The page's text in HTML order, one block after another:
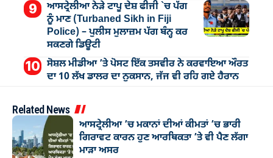
ਆਸਟ੍ਰੇਲੀਆ ਨੇੜੇ ਟਾਪੂ ਦੇਸ਼ ਫੀਜੀ `ਚ ਪੱਗ
ਨੂੰ ਮਾਣ (Turbaned Sikh in Fiji
Police) – ਪੁਲੀਸ ਮੁਲਾਜ਼ਮ ਪੱਗ ਬੰਨ੍ਹ ਕਰ
ਸਕਣਗੇ ਡਿਊਟੀ
ਸੋਸ਼ਲ ਮੀਡੀਆ ’ਤੇ ਪੋਸਟ ਇੱਕ ਤਸਵੀਰ ਨੇ ਕਰਵਾਇਆ ਔਰਤ
ਦਾ 10 ਲੱਖ ਡਾਲਰ ਦਾ ਨੁਕਸਾਨ, ਜੱਜ ਵੀ ਰਹਿ ਗਏ ਹੈਰਾਨ
Related News
ਆਸਟ੍ਰੇਲੀਆ ’ਚ ਮਕਾਨਾਂ ਦੀਆਂ ਕੀਮਤਾਂ ’ਚ ਭਾਰੀ
ਗਿਰਾਵਟ ਕਾਰਨ ਹੁਣ ਆਰਥਿਕਤਾ ’ਤੇ ਵੀ ਪੈਣ ਲੱਗਾ
ਮਾੜਾ ਅਸਰ